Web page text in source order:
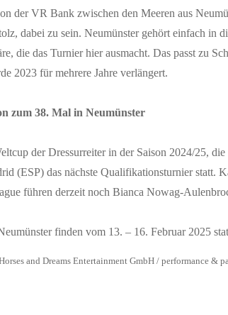
der VR Bank zwischen den Meeren aus
dabei zu sein. Neumünster gehört einfach in
die das Turnier hier ausmacht. Das passt zu
2023 für mehrere Jahre verlängert.
zum 38. Mal in Neumünster
der Dressurreiter in der Saison 2024/25,
(ESP) das nächste Qualifikationsturnier statt.
führen derzeit noch Bianca Nowag-
finden vom 13. – 16. Februar 2025
and Dreams Entertainment GmbH / performance &